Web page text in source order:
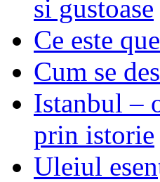
si gustoase
Ce este
Cum se
Istanbul –
prin istorie
Uleiul